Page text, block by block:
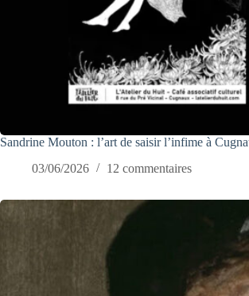
Sandrine Mouton : l’art de saisir l’infime à
03/06/2026
12 commentaires